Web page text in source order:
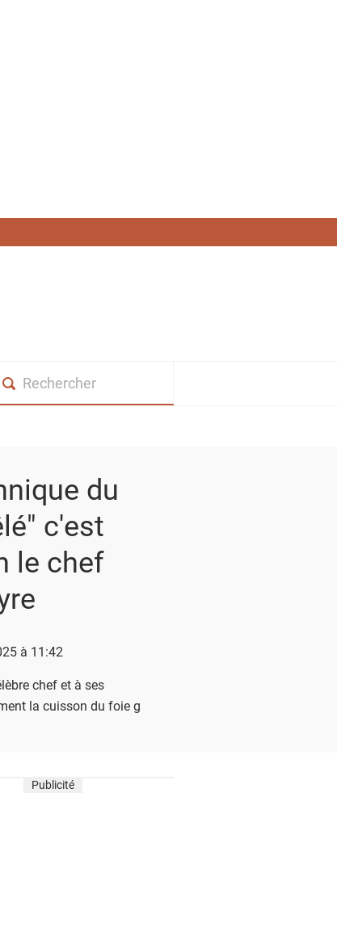
du
c'est
le chef
à 11:42
chef et à ses
la cuisson du foie gras.
Publicité